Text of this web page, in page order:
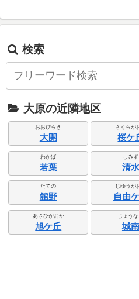
検索
大原の近隣地区
おおびらき
大開
さくらが
桜ケ
わかば
若葉
しみず
清水
たての
館野
じゆうが
自由
あさひがおか
旭ケ丘
じょうな
城南